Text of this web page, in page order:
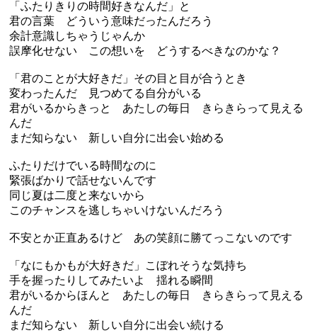
「ふたりきりの時間好きなんだ」と
君の言葉 どういう意味だったんだろう
余計意識しちゃうじゃんか
誤摩化せない この想いを どうするべきなのかな？
「君のことが大好きだ」その目と目が合うとき
変わったんだ 見つめてる自分がいる
君がいるからきっと あたしの毎日 きらきらって見える
んだ
まだ知らない 新しい自分に出会い始める
ふたりだけでいる時間なのに
緊張ばかりで話せないんです
同じ夏は二度と来ないから
このチャンスを逃しちゃいけないんだろう
不安とか正直あるけど あの笑顔に勝てっこないのです
「なにもかもが大好きだ」こぼれそうな気持ち
手を握ったりしてみたいよ 揺れる瞬間
君がいるからほんと あたしの毎日 きらきらって見える
んだ
まだ知らない 新しい自分に出会い続ける